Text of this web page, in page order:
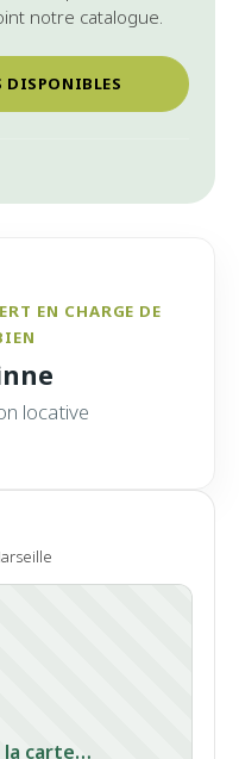
notre catalogue.
DISPONIBLES
la carte…
EN CHARGE DE
locative